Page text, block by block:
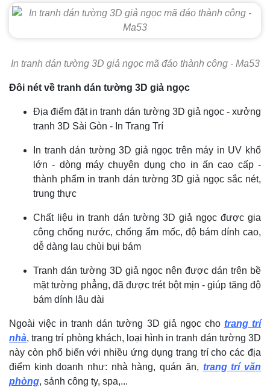
In tranh dán tường 3D giả ngọc mã đáo thành công - Ma53
Đôi nét về tranh dán tường 3D giả ngọc
Địa điểm đặt in tranh dán tường 3D giả ngọc - xưởng
tranh 3D Sài Gòn - In Trang Trí
In tranh dán tường 3D giả ngọc trên máy in UV khổ
lớn - dòng máy chuyên dụng cho in ấn cao cấp -
thành phẩm in tranh dán tường 3D giả ngọc sắc nét,
trung thực
Chất liệu in tranh dán tường 3D giả ngọc được gia
công chống nước, chống ẩm mốc, độ bám dính cao,
dễ dàng lau chùi bụi bám
Tranh dán tường 3D giả ngọc nên được dán trên bề
mặt tường phẳng, đã được trét bột mịn - giúp tăng độ
bám dính lâu dài
Ngoài việc in tranh dán tường 3D giả ngọc cho trang trí
nhà, trang trí phòng khách, loại hình in tranh dán tường 3D
này còn phổ biến với nhiều ứng dụng trang trí cho các địa
điểm kinh doanh như: nhà hàng, quán ăn, trang trí văn
phòng, sảnh công ty, spa,...